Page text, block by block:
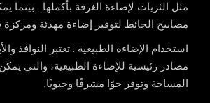
مثل الثريات لإضاءة الغرفة بأكملها. .بينما
مصابيح الحائط لتوفير إضاءة مهدئة
استخدام الإضاءة الطبيعية : تعتبر النوافذ
مصادر رئيسية للإضاءة الطبيعية، والتي
المساحة وتوفر جوًا مشرقًا وحيويًا.